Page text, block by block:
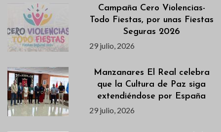
Campaña Cero Violencias-
Todo Fiestas, por unas Fiestas
Seguras 2026
29 julio, 2026
Manzanares El Real celebra
que la Cultura de Paz siga
extendiéndose por España
29 julio, 2026